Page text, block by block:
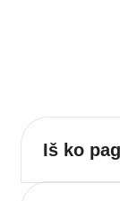
Iš ko